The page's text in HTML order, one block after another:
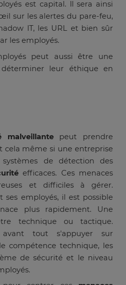
est capital. Il sera ainsi
sur les alertes du pare-feu,
IT, les URL et bien sûr
les employés.
peut aussi être une
leur éthique en
malveillantepeut prendre
cela même si une entreprise
de détection des
efficaces. Ces menaces
et difficiles à gérer.
ses employés, il est possible
plus rapidement. Une
technique ou tactique.
tout s'appuyer sur
compétence technique, les
de sécurité et le niveau